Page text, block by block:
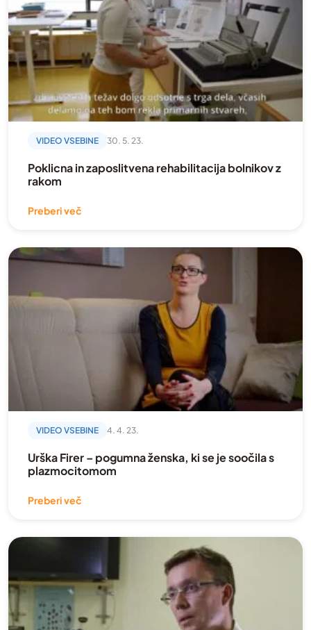
VIDEO VSEBINE 30. 5. 23.
Poklicna in zaposlitvena rehabilitacija bolnikov z
rakom
Preberi več
VIDEO VSEBINE 4. 4. 23.
Urška Firer – pogumna ženska, ki se je soočila s
plazmocitomom
Preberi več